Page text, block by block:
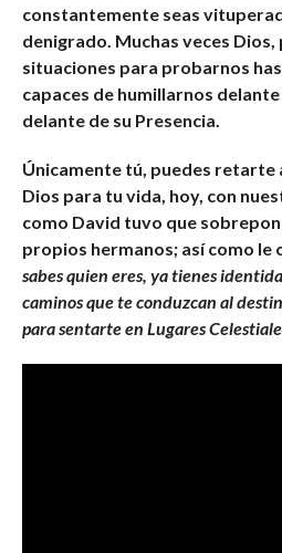
constantemente seas
denigrado. Muchas veces
situaciones para probarnos
capaces de humillarnos
delante de su Presencia.
Únicamente tú, puedes retarte
Dios para tu vida, hoy, con
como David tuvo que
propios hermanos; así como le
sabes quien eres, ya tienes
caminos que te conduzcan al
para sentarte en Lugares